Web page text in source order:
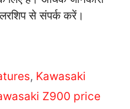
से संपर्क करें।
, Kawasaki
Z900 price